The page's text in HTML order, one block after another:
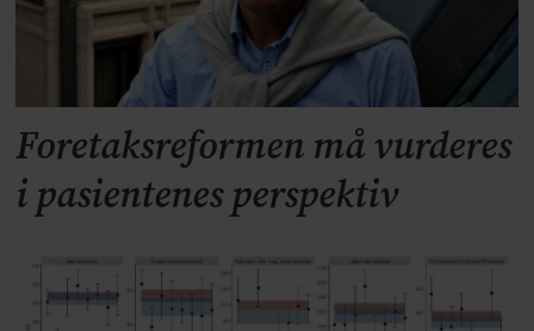
Foretaksreformen må vurderes
i pasientenes perspektiv